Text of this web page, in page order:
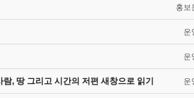
홍보
운
운
, 땅 그리고 시간의 저편 새창으로 읽기 운